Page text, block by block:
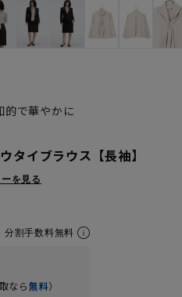
的で華やかに
タイブラウス【長袖】
を見る
分割手数料無料
なら無料）